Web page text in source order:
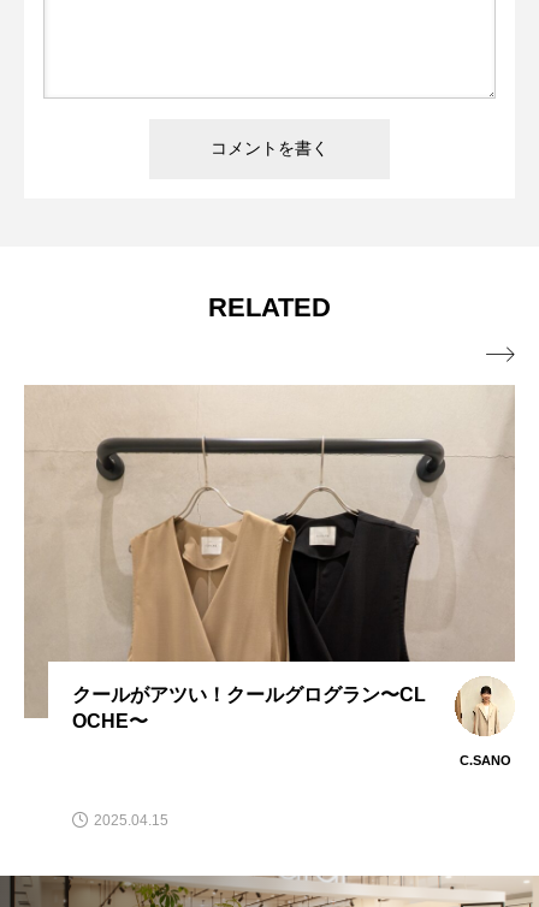
RELATED
ショート丈で旬顔に‼︎万能ニットジップカ
ーデ【ADESSO L’OLA】
C.MORI
2025.09.15
